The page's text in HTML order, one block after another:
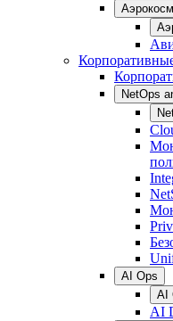
NetOps
AI Ops
AI
AI